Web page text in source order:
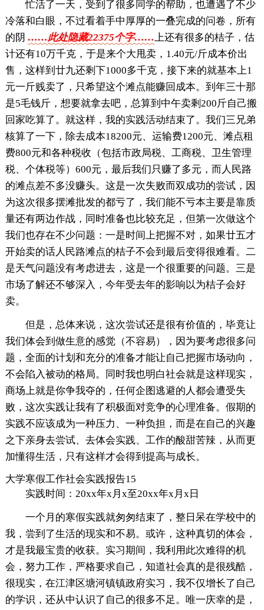
忙活了一天，受到了很多同学的帮助，也遭遇了不少
冷落和白眼，不过看着手中厚厚的一叠完成的问卷，所有
的阴 ……此处隐藏22375个字……上还有很多的桔子，估
计还有10万千克，于是来个大甩卖，1.40元/斤成本价出
售，这样到廿九还剩下1000多千克，接下来的就基本上1
元一斤贱卖了，只希望这个滩点能赚回成本。到年三十那
是5毛钱斤，想要就拿去吧，总算到中午卖剩200斤自己搬
回家吃算了。就这样，我的实践活动结束了。我们三兄弟
核算了一下，除去成本18200元、运输费1200元、滩点租
费800元和各种税收（包括市政局税、工商税、卫生管理
税、个体税等）600元，最后我们只赚了多元，而人民路
的滩点差不多没赚头。这是一次失败而双成功的尝试，因
为这次很多摆滩批发的都亏了，我们能不亏本主要是靠质
量还有两边作战，同时准备也比较充足，但第一次做这个
我们也存在不少问题：一是时间上把握不对，如果廿五才
开始卖的话人民路滩点的桔子不会到最后变得很难看。二
是天气问题没有考虑进去，这是一个很重要的问题。三是
市场了解还不够深入，今年受去年的影响以为桔子会好
卖。
但是，总体来说，这次尝试还是很有价值的，毕竟让
我们体会到做生意的感觉（不容易），因为要考虑很多问
题，全面的计划和充分的准备才能让自己把握市场动向，
不会陷入被动的格局。同时我也明白社会就是这样现实，
商场上就是你争我夺的，任何企图逃避的人都会遭受失
败，这次实践让我有了积极面对竞争的心理准备。假期的
实践不应该成为一种压力、一种负担，而是在自己的兴趣
之下亲身去尝试、去体会实践、工作的酸甜苦辣，从而更
加懂得生活，只有这样才会得到提高与成长。
大学寒假工作社会实践报告15
实践时间：20xx年x月x至20xx年x月x日
一个月的寒假实践就匆匆结束了，整日呆在学校中的
我，尝到了生活的现实和不易。或许，这种真切的体会，
才是我最宝贵的收获。实习期间，我利用此次难得的机
会，努力工作，严格要求自己，知道社会真的是很残酷，
很现实，在江津区塘河镇镇政府实习，我不仅增长了自己
的学识，还从中认识了自己的很多不足。唯一庆幸的是，